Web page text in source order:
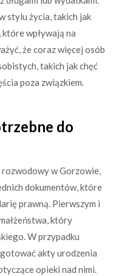
stylu życia, takich jak
wpływają na
że coraz więcej osób
takich jak chęć
poza związkiem.
do
w Gorzowie,
dokumentów, które
prawną. Pierwszym i
który
W przypadku
akty urodzenia
opieki nad nimi.